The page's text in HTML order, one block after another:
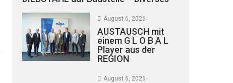
August 6, 2026
AUSTAUSCH mit
einem G L O B A L
Player aus der
REGION
August 6, 2026